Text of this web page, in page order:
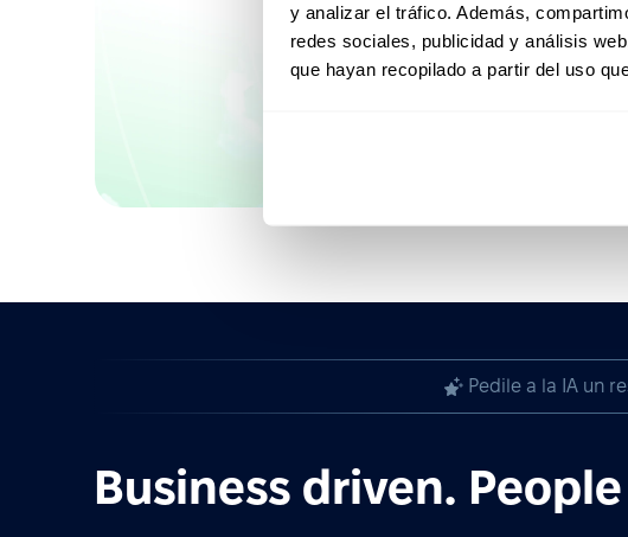
y analizar el tráfico. Además,
redes sociales, publicidad y análisis
que hayan recopilado a partir del uso
Sumate a nuestra
acceder
Pedile a la IA un
Business driven.